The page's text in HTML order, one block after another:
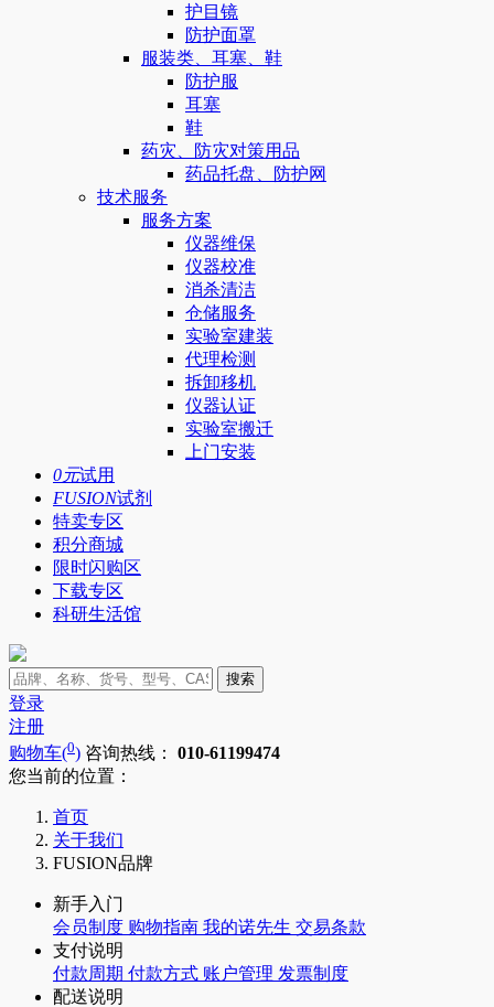
护目镜
防护面罩
服装类、耳塞、鞋
防护服
耳塞
鞋
药灾、防灾对策用品
药品托盘、防护网
技术服务
服务方案
仪器维保
仪器校准
消杀清洁
仓储服务
实验室建装
代理检测
拆卸移机
仪器认证
实验室搬迁
上门安装
0元试用
FUSION试剂
特卖专区
积分商城
限时闪购区
下载专区
科研生活馆
搜索
登录
注册
购物车(0) 咨询热线： 010-61199474
您当前的位置：
首页
关于我们
FUSION品牌
新手入门
会员制度 购物指南 我的诺先生 交易条款
支付说明
付款周期 付款方式 账户管理 发票制度
配送说明